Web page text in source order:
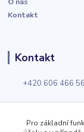
Kontakt
Kontakt
+420 606 466
Pro základní